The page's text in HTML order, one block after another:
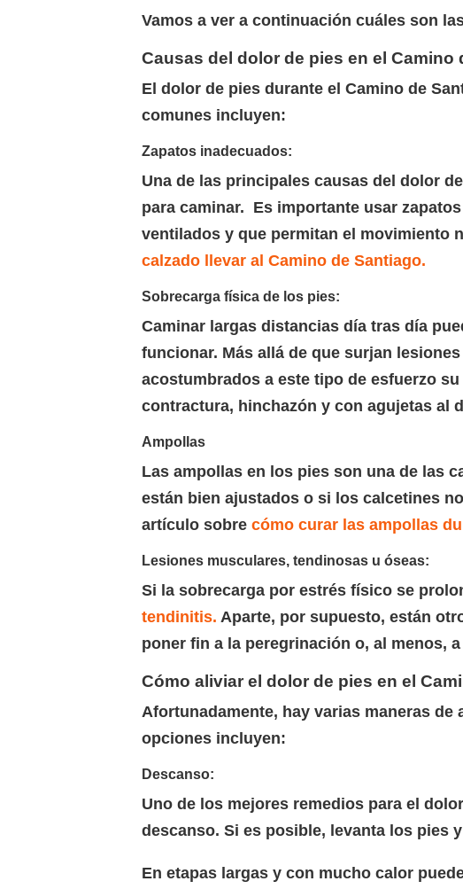
Vamos a ver a continuación cuáles son
Causas del dolor de pies en el Camino
El dolor de pies durante el Camino de
comunes incluyen:
Zapatos inadecuados:
Una de las principales causas del dolor
para caminar. Es importante usar
ventilados y que permitan el movimiento
calzado llevar al Camino de Santiago.
Sobrecarga física de los pies:
Caminar largas distancias día tras día
funcionar. Más allá de que surjan
acostumbrados a este tipo de esfuerzo
contractura, hinchazón y con agujetas al
Ampollas
Las ampollas en los pies son una de las
están bien ajustados o si los calcetines
artículo sobre cómo curar las ampollas
Lesiones musculares, tendinosas u óseas:
Si la sobrecarga por estrés físico se
tendinitis. Aparte, por supuesto, están
poner fin a la peregrinación o, al menos,
Cómo aliviar el dolor de pies en el
Afortunadamente, hay varias maneras
opciones incluyen:
Descanso:
Uno de los mejores remedios para el
descanso. Si es posible, levanta los pies
En etapas largas y con mucho calor